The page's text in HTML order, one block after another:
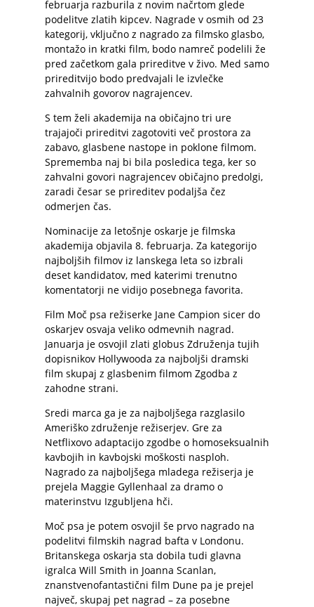
februarja razburila z novim načrtom glede
podelitve zlatih kipcev. Nagrade v osmih od 23
kategorij, vključno z nagrado za filmsko glasbo,
montažo in kratki film, bodo namreč podelili že
pred začetkom gala prireditve v živo. Med samo
prireditvijo bodo predvajali le izvlečke
zahvalnih govorov nagrajencev.
S tem želi akademija na običajno tri ure
trajajoči prireditvi zagotoviti več prostora za
zabavo, glasbene nastope in poklone filmom.
Sprememba naj bi bila posledica tega, ker so
zahvalni govori nagrajencev običajno predolgi,
zaradi česar se prireditev podaljša čez
odmerjen čas.
Nominacije za letošnje oskarje je filmska
akademija objavila 8. februarja. Za kategorijo
najboljših filmov iz lanskega leta so izbrali
deset kandidatov, med katerimi trenutno
komentatorji ne vidijo posebnega favorita.
Film Moč psa režiserke Jane Campion sicer do
oskarjev osvaja veliko odmevnih nagrad.
Januarja je osvojil zlati globus Združenja tujih
dopisnikov Hollywooda za najboljši dramski
film skupaj z glasbenim filmom Zgodba z
zahodne strani.
Sredi marca ga je za najboljšega razglasilo
Ameriško združenje režiserjev. Gre za
Netflixovo adaptacijo zgodbe o homoseksualnih
kavbojih in kavbojski moškosti nasploh.
Nagrado za najboljšega mladega režiserja je
prejela Maggie Gyllenhaal za dramo o
materinstvu Izgubljena hči.
Moč psa je potem osvojil še prvo nagrado na
podelitvi filmskih nagrad bafta v Londonu.
Britanskega oskarja sta dobila tudi glavna
igralca Will Smith in Joanna Scanlan,
znanstvenofantastični film Dune pa je prejel
največ, skupaj pet nagrad – za posebne